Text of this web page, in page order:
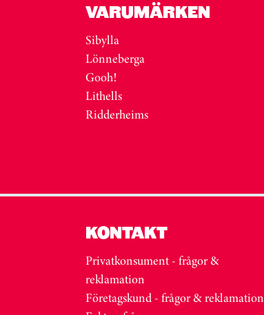
VARUMÄRKEN
Sibylla
Lönneberga
Gooh!
Lithells
Ridderheims
KONTAKT
Privatkonsument - frågor &
reklamation
Företagskund - frågor & reklamation